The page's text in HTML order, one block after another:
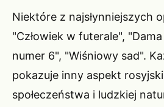
Niektóre z najsłynniejszych
"Człowiek w futerale",
numer 6", "Wiśniowy sad".
pokazuje inny aspekt
społeczeństwa i ludzkiej